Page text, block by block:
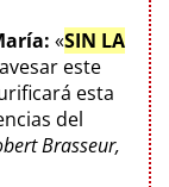
«SIN LA
este
esta
del
Brasseur,